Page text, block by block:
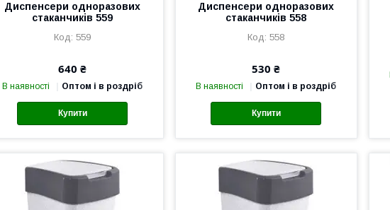
Диспенсери одноразових
стаканчиків 559
559
640 ₴
В наявності Оптом і в роздріб
Купити
Диспенсери одноразових
стаканчиків 558
558
530 ₴
В наявності Оптом і в роздріб
Купити